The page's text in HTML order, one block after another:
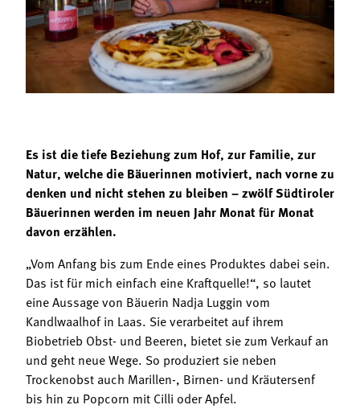
Mitgliedschaft
Landessekretariat
Bäuerliche Buffets
Hofgeschichten
Es ist die tiefe Beziehung zum Hof, zur Familie, zur
Natur, welche die Bäuerinnen motiviert, nach vorne zu
denken und nicht stehen zu bleiben – zwölf Südtiroler
Bäuerinnen werden im neuen Jahr Monat für Monat
davon erzählen.
„Vom Anfang bis zum Ende eines Produktes dabei sein.
Das ist für mich einfach eine Kraftquelle!“, so lautet
eine Aussage von Bäuerin Nadja Luggin vom
Kandlwaalhof in Laas. Sie verarbeitet auf ihrem
Biobetrieb Obst- und Beeren, bietet sie zum Verkauf an
und geht neue Wege. So produziert sie neben
Trockenobst auch Marillen-, Birnen- und Kräutersenf
bis hin zu Popcorn mit Cilli oder Apfel.